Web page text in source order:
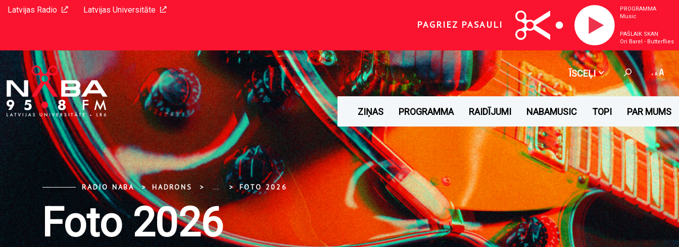
Latvijas Radio Latvijas Universitāte
PAGRIEZ PASAULI
PROGRAMMA
Music
PAŠLAIK SKAN
Ori Barel - Butterflies
ĪSCEĻI
ZIŅAS PROGRAMMA RAIDĪJUMI NABAMUSIC TOPI PAR MUMS
RADIO NABA HADRONS ... FOTO 2026
Foto 2026